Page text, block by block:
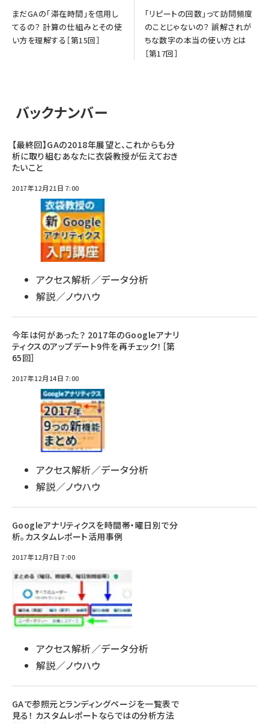
まだGAの「滞在時間」を信用し
てるの？ 計算の仕組みとその使
い方を理解する［第15回］
「リピートの回数」って訪問頻度
のことじゃないの？ 誤解されが
ちな数字の本当の使い方とは
［第17回］
バックナンバー
【最終回】GAの2018年展望と、これからも分
析に取り組むあなたに衣袋教授が伝えておき
たいこと
2017年12月21日 7:00
アクセス解析／データ分析
解説／ノウハウ
今年は何があった？ 2017年のGoogleアナリ
ティクスのアップデート9件を再チェック！［第
65回］
2017年12月14日 7:00
アクセス解析／データ分析
解説／ノウハウ
Googleアナリティクスを時間帯・曜日別で分
析。カスタムレポート活用事例
2017年12月7日 7:00
アクセス解析／データ分析
解説／ノウハウ
GAで参照元とランディングページを一覧表で
見る！ カスタムレポートならではの分析方法